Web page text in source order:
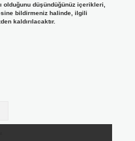
olduğunu düşündüğünüz içerikleri,
bildirmeniz halinde, ilgili
kaldırılacaktır.